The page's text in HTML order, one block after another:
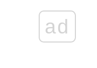
ad